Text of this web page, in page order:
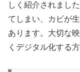
しく紹介されまし
てしまい、カビが
あります。大切な
くデジタル化する